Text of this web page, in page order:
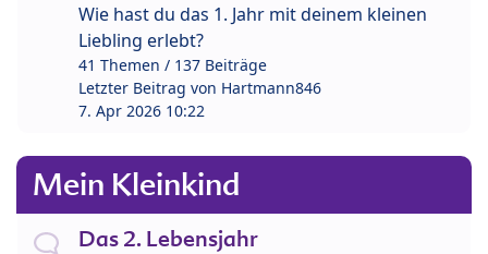
Wie hast du das 1. Jahr mit deinem kleinen
Liebling erlebt?
41 Themen / 137 Beiträge
Letzter Beitrag von Hartmann846
7. Apr 2026 10:22
Mein Kleinkind
Das 2. Lebensjahr